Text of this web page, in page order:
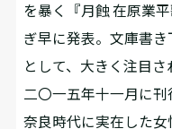
を暴く『月蝕 在原業
ぎ早に発表。文庫書
として、大きく注目さ
二〇一五年十一月に刊
奈良時代に実在した女